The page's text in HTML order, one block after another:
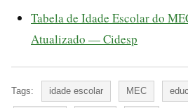
Tabela de Idade Escolar do
Atualizado — Cidesp
Tags: idade escolar MEC